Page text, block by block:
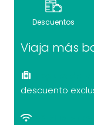
Descuentos
Viaja más
descuento